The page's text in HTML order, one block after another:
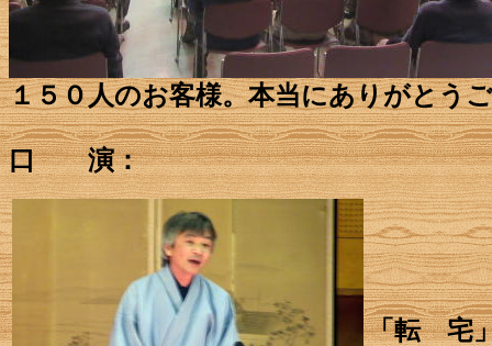
１５０人のお客様。本当にありがとう
口 演：
「転 宅